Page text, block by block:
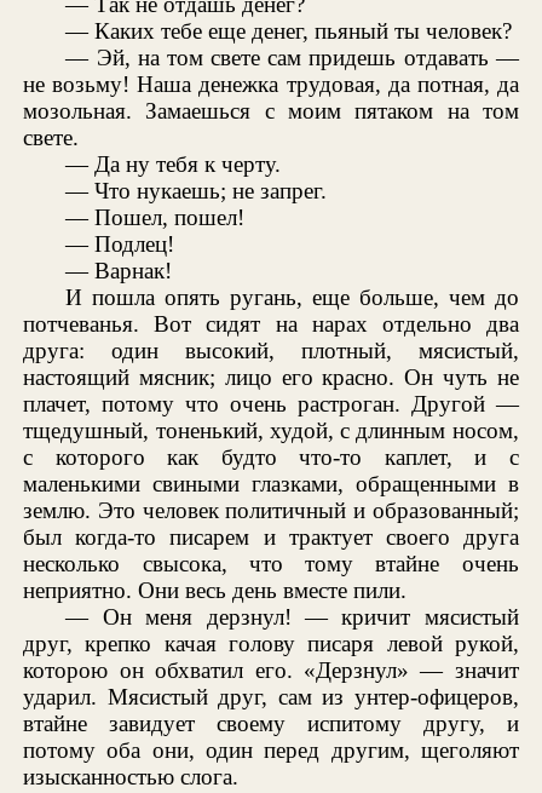
— Каких тебе еще денег, пьяный ты человек?
— Эй, на том свете сам придешь отдавать —
не возьму! Наша денежка трудовая, да потная, да
мозольная. Замаешься с моим пятаком на том
свете.
— Да ну тебя к черту.
— Что нукаешь; не запрег.
— Пошел, пошел!
— Подлец!
— Варнак!
И пошла опять ругань, еще больше, чем до
потчеванья. Вот сидят на нарах отдельно два
друга: один высокий, плотный, мясистый,
настоящий мясник; лицо его красно. Он чуть не
плачет, потому что очень растроган. Другой —
тщедушный, тоненький, худой, с длинным носом,
с которого как будто что-то каплет, и с
маленькими свиными глазками, обращенными в
землю. Это человек политичный и образованный;
был когда-то писарем и трактует своего друга
несколько свысока, что тому втайне очень
неприятно. Они весь день вместе пили.
— Он меня дерзнул! — кричит мясистый
друг, крепко качая голову писаря левой рукой,
которою он обхватил его. «Дерзнул» — значит
ударил. Мясистый друг, сам из унтер-офицеров,
втайне завидует своему испитому другу, и
потому оба они, один перед другим, щеголяют
изысканностью слога.